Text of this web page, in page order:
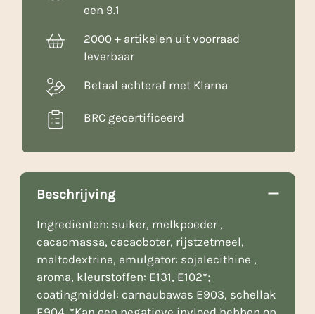
een 9.1
2000 + artikelen uit voorraad
leverbaar
Betaal achteraf met Klarna
BRC gecertificeerd
Beschrijving
Ingrediënten: suiker, melkpoeder ,
cacaomassa, cacaoboter, rijstzetmeel,
maltodextrine, emulgator: sojalecithine ,
aroma, kleurstoffen: E131, E102*;
coatingmiddel: carnaubawas E903, schellak